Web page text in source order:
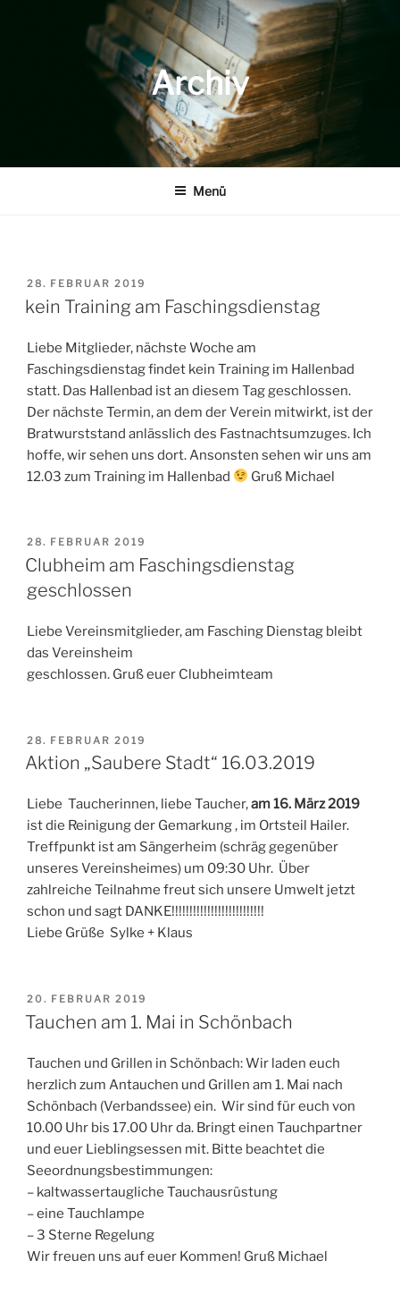
Archiv
Menü
VERÖFFENTLICHT
AM
28. FEBRUAR 2019
kein Training am Faschingsdienstag
Liebe Mitglieder, nächste Woche am
Faschingsdienstag findet kein Training im Hallenbad
statt. Das Hallenbad ist an diesem Tag geschlossen.
Der nächste Termin, an dem der Verein mitwirkt, ist der
Bratwurststand anlässlich des Fastnachtsumzuges. Ich
hoffe, wir sehen uns dort. Ansonsten sehen wir uns am
12.03 zum Training im Hallenbad
Gruß Michael
VERÖFFENTLICHT
AM
28. FEBRUAR 2019
Clubheim am Faschingsdienstag
geschlossen
Liebe Vereinsmitglieder, am Fasching Dienstag bleibt
das Vereinsheim
geschlossen. Gruß euer Clubheimteam
VERÖFFENTLICHT
AM
28. FEBRUAR 2019
Aktion „Saubere Stadt“ 16.03.2019
Liebe Taucherinnen, liebe Taucher,am 16. März 2019
ist die Reinigung der Gemarkung , im Ortsteil Hailer.
Treffpunkt ist am Sängerheim (schräg gegenüber
unseres Vereinsheimes) um 09:30 Uhr. Über
zahlreiche Teilnahme freut sich unsere Umwelt jetzt
schon und sagt DANKE!!!!!!!!!!!!!!!!!!!!!!!!!!
Liebe Grüße Sylke + Klaus
VERÖFFENTLICHT
AM
20. FEBRUAR 2019
Tauchen am 1. Mai in Schönbach
Tauchen und Grillen in Schönbach: Wir laden euch
herzlich zum Antauchen und Grillen am 1. Mai nach
Schönbach (Verbandssee) ein. Wir sind für euch von
10.00 Uhr bis 17.00 Uhr da. Bringt einen Tauchpartner
und euer Lieblingsessen mit. Bitte beachtet die
Seeordnungsbestimmungen:
– kaltwassertaugliche Tauchausrüstung
– eine Tauchlampe
– 3 Sterne Regelung
Wir freuen uns auf euer Kommen! Gruß Michael